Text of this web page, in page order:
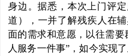
身边。据悉，本次上门评
道），一并了解残疾人在
面的需求和意愿，以往需要
人服务一件事”，如今实现